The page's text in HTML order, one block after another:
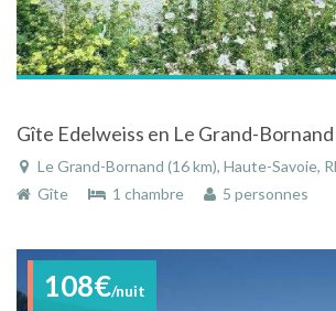
Le Grand-Bornand (16 km), Haute-Savoie, Rhône-Alpes,
Gîte
1 chambre 5 personnes
108€/nuit